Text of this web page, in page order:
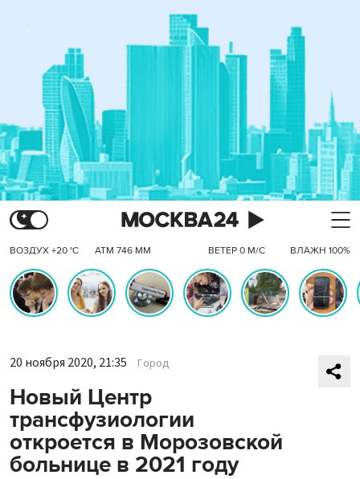
ВОЗДУХ +20 °C АТМ 746 ММ ВЕТЕР 0 М/С ВЛАЖН 100%
20 ноября 2020, 21:35 Город
Новый Центр
трансфузиологии
откроется в Морозовской
больнице в 2021 году